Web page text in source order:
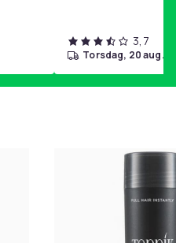
3,7
torsdag, 20 aug.